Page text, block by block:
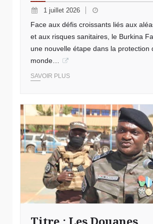
1 juillet 2026
Face aux défis croissants liés aux
et aux risques sanitaires, le Burkina
une nouvelle étape dans la protection
monde…
SAVOIR PLUS
Titre : Les Douanes